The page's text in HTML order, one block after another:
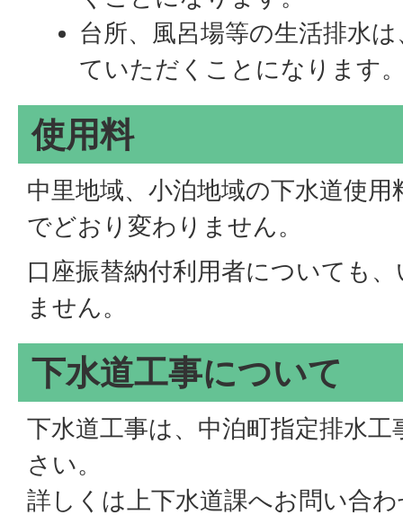
台所、風呂場等の生活排水
ていただくことになります
使用料
中里地域、小泊地域の下水道使
でどおり変わりません。
口座振替納付利用者についても
ません。
下水道工事について
下水道工事は、中泊町指定排水
さい。
詳しくは上下水道課へお問い合